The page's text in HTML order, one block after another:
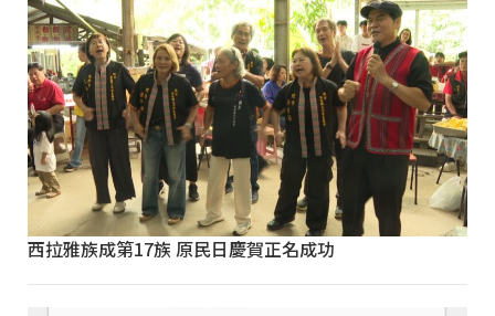
西拉雅族成第17族 原民日慶賀正名成功